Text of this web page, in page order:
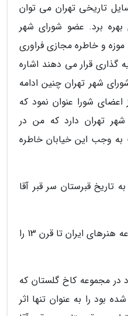
تاریخی تهران می توان
بهره برد. عضو شورای شهر
موزه و خاطره مجازی فراوری
گذاری قرار می دهند اشاره
شهر تهران چنین ادامه
شورا عنوان نمود که
تهران دارد که من در
وجب این خیابان خاطره
تاریخ قبرستان سر قبر آقا
در این قبرستان می توان مجموعه هنرهای ایران تا قرن 13 را
در مجموعه کاخ گلستان که
بود را به عنوان تنها اثر